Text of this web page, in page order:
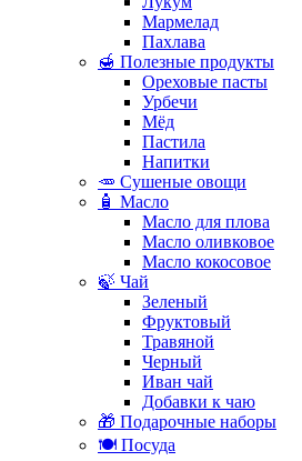
Мармелад
Пахлава
🍯 Полезные продукты
Ореховые пасты
Урбечи
Мёд
Пастила
Напитки
🥕 Сушеные овощи
🧴 Масло
Масло для плова
Масло оливковое
Масло кокосовое
🍃 Чай
Зеленый
Фруктовый
Травяной
Черный
Иван чай
Добавки к чаю
🎁 Подарочные наборы
🍽️ Посуда